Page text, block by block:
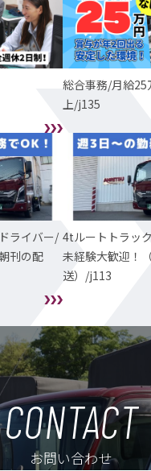
総合事務/月給25
上/j135
ライバー/
刊の配
4tルートトラッ
未経験大歓迎！
送）/j113
CONTACT
お問い合わせ